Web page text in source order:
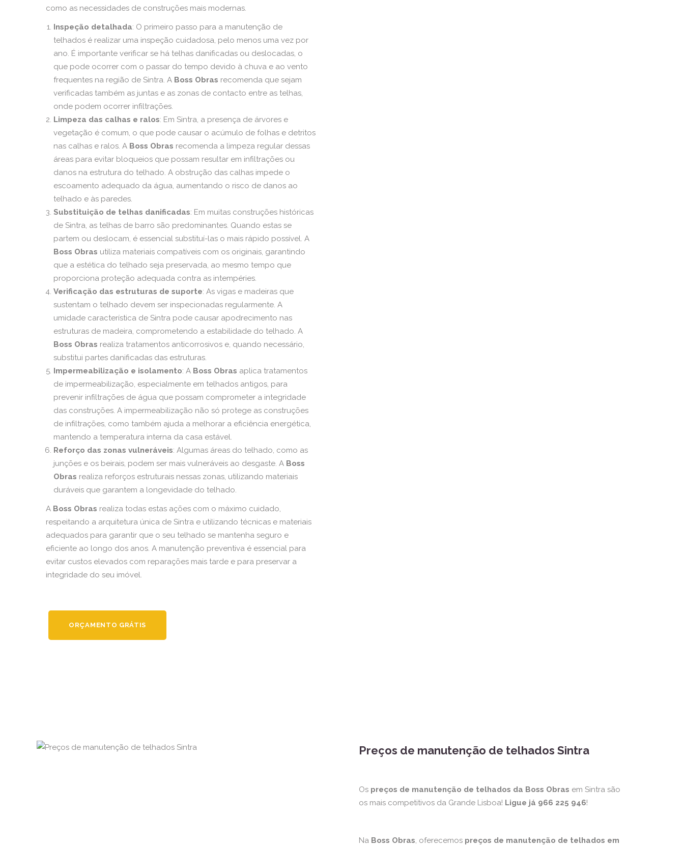
como as necessidades de construções mais modernas.
Inspeção detalhada: O primeiro passo para a manutenção de
telhados é realizar uma inspeção cuidadosa, pelo menos uma vez por
ano. É importante verificar se há telhas danificadas ou deslocadas, o
que pode ocorrer com o passar do tempo devido à chuva e ao vento
frequentes na região de Sintra. A Boss Obras recomenda que sejam
verificadas também as juntas e as zonas de contacto entre as telhas,
onde podem ocorrer infiltrações.
Limpeza das calhas e ralos: Em Sintra, a presença de árvores e
vegetação é comum, o que pode causar o acúmulo de folhas e detritos
nas calhas e ralos. A Boss Obras recomenda a limpeza regular dessas
áreas para evitar bloqueios que possam resultar em infiltrações ou
danos na estrutura do telhado. A obstrução das calhas impede o
escoamento adequado da água, aumentando o risco de danos ao
telhado e às paredes.
Substituição de telhas danificadas: Em muitas construções históricas
de Sintra, as telhas de barro são predominantes. Quando estas se
partem ou deslocam, é essencial substituí-las o mais rápido possível. A
Boss Obras utiliza materiais compatíveis com os originais, garantindo
que a estética do telhado seja preservada, ao mesmo tempo que
proporciona proteção adequada contra as intempéries.
Verificação das estruturas de suporte: As vigas e madeiras que
sustentam o telhado devem ser inspecionadas regularmente. A
umidade característica de Sintra pode causar apodrecimento nas
estruturas de madeira, comprometendo a estabilidade do telhado. A
Boss Obras realiza tratamentos anticorrosivos e, quando necessário,
substitui partes danificadas das estruturas.
Impermeabilização e isolamento: A Boss Obras aplica tratamentos
de impermeabilização, especialmente em telhados antigos, para
prevenir infiltrações de água que possam comprometer a integridade
das construções. A impermeabilização não só protege as construções
de infiltrações, como também ajuda a melhorar a eficiência energética,
mantendo a temperatura interna da casa estável.
Reforço das zonas vulneráveis: Algumas áreas do telhado, como as
junções e os beirais, podem ser mais vulneráveis ao desgaste. A Boss
Obras realiza reforços estruturais nessas zonas, utilizando materiais
duráveis que garantem a longevidade do telhado.
A Boss Obras realiza todas estas ações com o máximo cuidado,
respeitando a arquitetura única de Sintra e utilizando técnicas e materiais
adequados para garantir que o seu telhado se mantenha seguro e
eficiente ao longo dos anos. A manutenção preventiva é essencial para
evitar custos elevados com reparações mais tarde e para preservar a
integridade do seu imóvel.
ORÇAMENTO GRÁTIS
Preços de manutenção de telhados Sintra
Os preços de manutenção de telhados da Boss Obras em Sintra são
os mais competitivos da Grande Lisboa! Ligue já 966 225 946!
Na Boss Obras, oferecemos preços de manutenção de telhados em